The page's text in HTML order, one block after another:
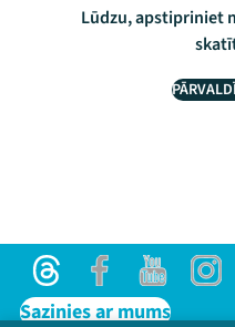
Lūdzu, apstipriniet
ThreadsFacebookYoutube
Sazinies ar mums